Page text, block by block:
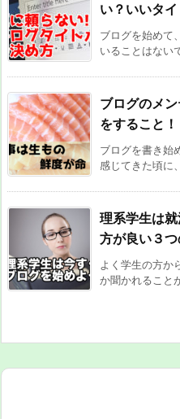
い？いいタ
ブログを始めて
いることはない
ブログのメ
をすること！
ブログを書き始
感じてきた頃に
理系学生は
方が良い３
よく学生の方か
か聞かれること